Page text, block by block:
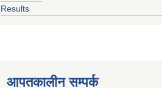
Results
आपतकालीन सम्पर्क